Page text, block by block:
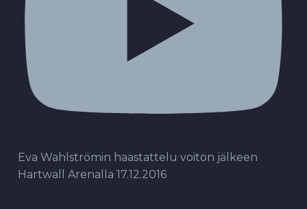
Eva Wahlströmin haastattelu voiton jälkeen
Hartwall Arenalla 17.12.2016